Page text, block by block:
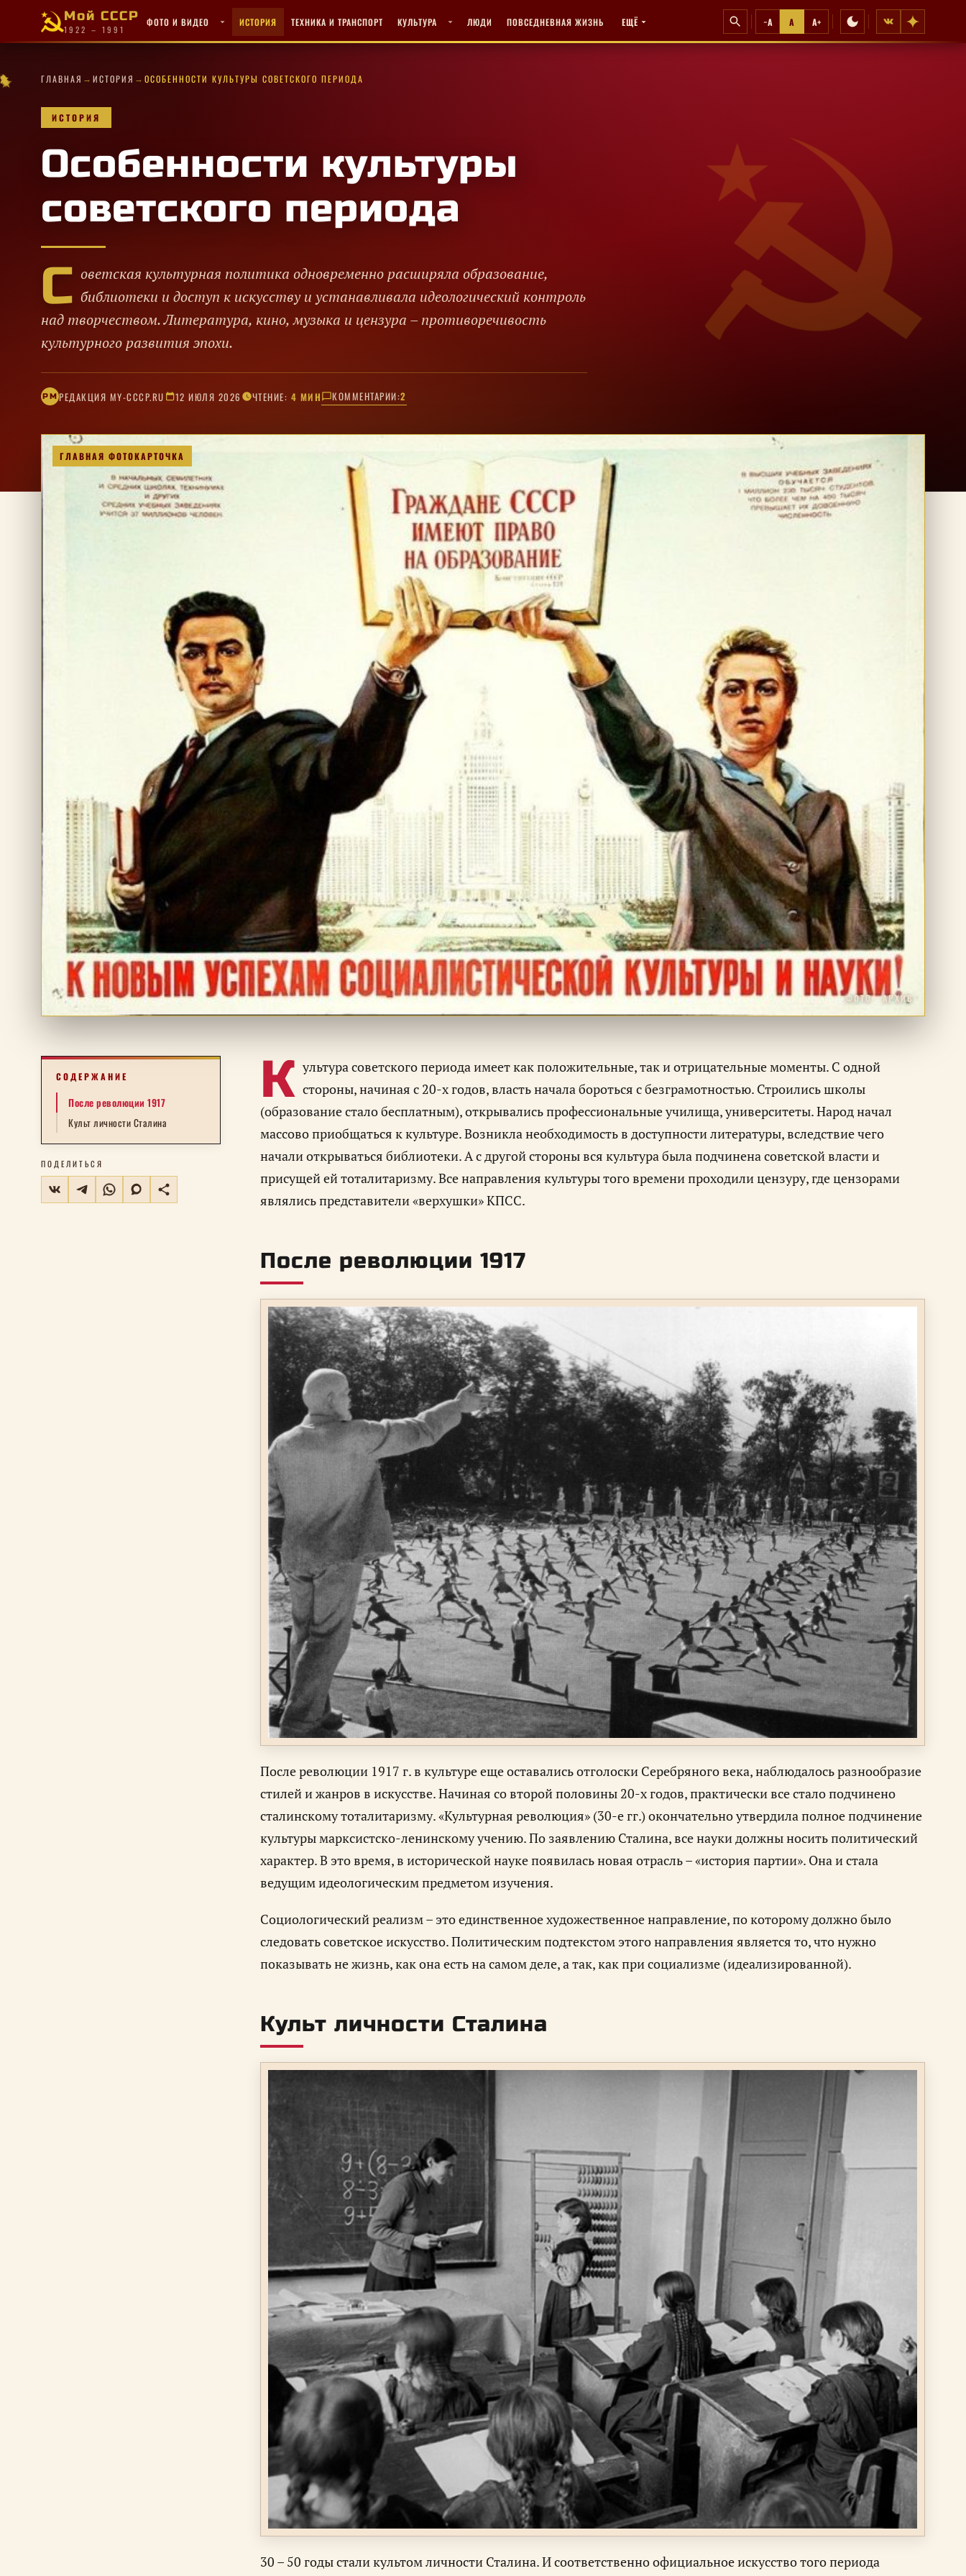
Мой СССР
1922 – 1991
ФОТО И ВИДЕО ИСТОРИЯ ТЕХНИКА И ТРАНСПОРТ КУЛЬТУРА ЛЮДИ ПОВСЕДНЕВНАЯ ЖИЗНЬ ЕЩЁ −A A A+
✧
★
✦
★
★
★
✦
✧✦
·★
✧
·★
★
★
★
★
★
✦
★
★
✦
·
· ГЛАВНАЯ → ИСТОРИЯ → ОСОБЕННОСТИ КУЛЬТУРЫ СОВЕТСКОГО ПЕРИОДА
ИСТОРИЯ
Особенности культуры
советского периода
С оветская культурная политика одновременно расширяла образование,
библиотеки и доступ к искусству и устанавливала идеологический контроль
над творчеством. Литература, кино, музыка и цензура – противоречивость
культурного развития эпохи.
РM РЕДАКЦИЯ MY-CCCP.RU 12 ИЮЛЯ 2026 ЧТЕНИЕ: 4 МИН КОММЕНТАРИИ:2
ГЛАВНАЯ ФОТОКАРТОЧКА
ФОТО · АРХИВ
СОДЕРЖАНИЕ
После революции 1917
Культ личности Сталина
ПОДЕЛИТЬСЯ
К ультура советского периода имеет как положительные, так и отрицательные моменты. С одной
стороны, начиная с 20-х годов, власть начала бороться с безграмотностью. Строились школы
(образование стало бесплатным), открывались профессиональные училища, университеты. Народ начал
массово приобщаться к культуре. Возникла необходимость в доступности литературы, вследствие чего
начали открываться библиотеки. А с другой стороны вся культура была подчинена советской власти и
присущей ей тоталитаризму. Все направления культуры того времени проходили цензуру, где цензорами
являлись представители «верхушки» КПСС.
После революции 1917
После революции 1917 г. в культуре еще оставались отголоски Серебряного века, наблюдалось разнообразие
стилей и жанров в искусстве. Начиная со второй половины 20-х годов, практически все стало подчинено
сталинскому тоталитаризму. «Культурная революция» (30-е гг.) окончательно утвердила полное подчинение
культуры марксистско-ленинскому учению. По заявлению Сталина, все науки должны носить политический
характер. В это время, в исторической науке появилась новая отрасль – «история партии». Она и стала
ведущим идеологическим предметом изучения.
Социологический реализм – это единственное художественное направление, по которому должно было
следовать советское искусство. Политическим подтекстом этого направления является то, что нужно
показывать не жизнь, как она есть на самом деле, а так, как при социализме (идеализированной).
Культ личности Сталина
30 – 50 годы стали культом личности Сталина. И соответственно официальное искусство того периода